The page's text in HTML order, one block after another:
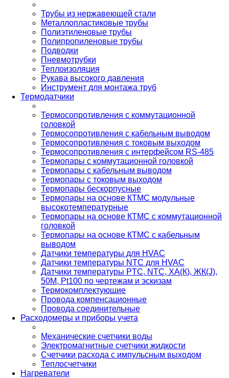
Трубы из нержавеющей стали
Металлопластиковые трубы
Полиэтиленовые трубы
Полипропиленовые трубы
Подводки
Пневмотрубки
Теплоизоляция
Рукава высокого давления
Инструмент для монтажа труб
Термодатчики
Термосопротивления с коммутационной
головкой
Термосопротивления с кабельным выводом
Термосопротивления с токовым выходом
Термосопротивления с интерфейсом RS-485
Термопары с коммутационной головкой
Термопары с кабельным выводом
Термопары с токовым выходом
Термопары бескорпусные
Термопары на основе КТМС модульные
высокотемпературные
Термопары на основе КТМС с коммутационной
головкой
Термопары на основе КТМС с кабельным
выводом
Датчики температуры для HVAC
Датчики температуры NTC для HVAC
Датчики температуры PTС, NTC, ХА(К), ЖК(J),
50М, Pt100 по чертежам и эскизам
Термокомплектующие
Провода компенсационные
Провода соединительные
Расходомеры и приборы учета
Механические счетчики воды
Электромагнитные счетчики жидкости
Счетчики расхода с импульсным выходом
Теплосчетчики
Нагреватели